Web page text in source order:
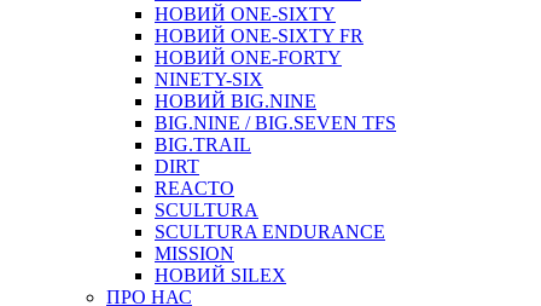
НОВИЙ ONE-SIXTY
НОВИЙ ONE-SIXTY FR
НОВИЙ ONE-FORTY
NINETY-SIX
НОВИЙ BIG.NINE
BIG.NINE / BIG.SEVEN TFS
BIG.TRAIL
DIRT
REACTO
SCULTURA
SCULTURA ENDURANCE
MISSION
НОВИЙ SILEX
ПРО НАС